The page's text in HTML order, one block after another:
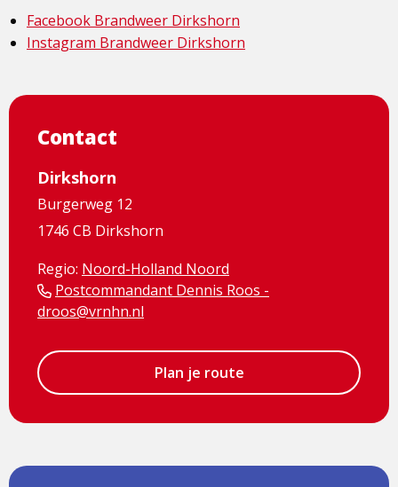
Facebook Brandweer Dirkshorn
Instagram Brandweer Dirkshorn
Contact
Dirkshorn
Burgerweg 12
1746 CB Dirkshorn
Regio: Noord-Holland Noord
Postcommandant Dennis Roos -
droos@vrnhn.nl
Plan je route